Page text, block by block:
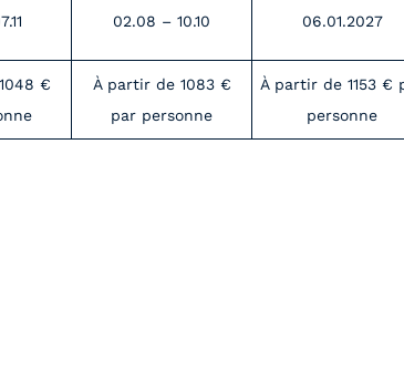
02.08 – 10.10
06.01.2027
€
À partir de 1083 €
par personne
À partir de 1153 €
personne